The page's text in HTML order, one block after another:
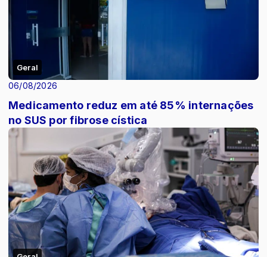
Geral
06/08/2026
Medicamento reduz em até 85% internações
no SUS por fibrose cística